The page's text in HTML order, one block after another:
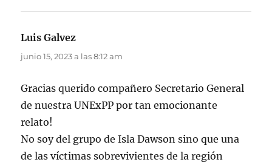
Luis Galvez
junio 15, 2023 a las 8:12 am
Gracias querido compañero Secretario General
de nuestra UNExPP por tan emocionante
relato!
No soy del grupo de Isla Dawson sino que una
de las víctimas sobrevivientes de la región